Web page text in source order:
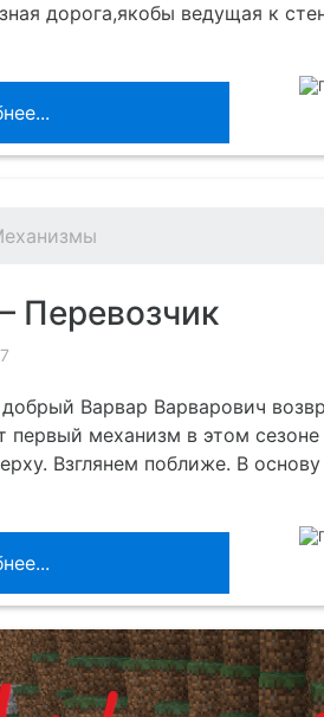
дорога,якобы ведущая к
Перевозчик
Варвар Варварович
первый механизм в этом
Взглянем поближе. В